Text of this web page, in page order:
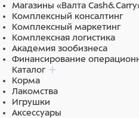
ПВХ абразивными и
Данные средства могут
повреждение поверхностей.
РЕКОМЕНДУЕМ использовать:
кислородактивные
Магазины «Валта
Комплексный консалтинг
Комплексный маркетинг
Комплексная логистика
Академия зообизнеса
Финансирование
Каталог
Корма
Лакомства
Игрушки
Аксессуары